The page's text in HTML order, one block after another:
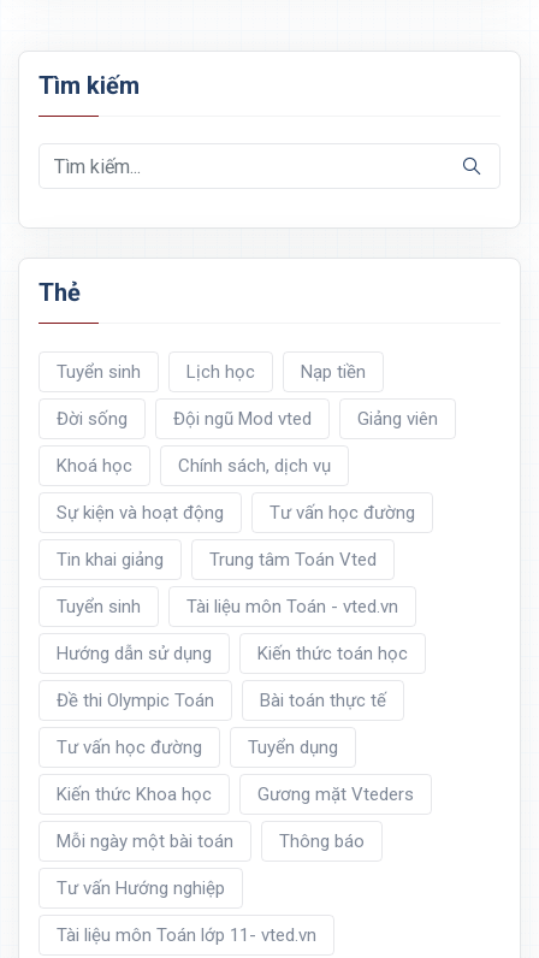
Tìm kiếm
Thẻ
Tuyển sinh Lịch học Nạp tiền
Đời sống Đội ngũ Mod vted Giảng viên
Khoá học Chính sách, dịch vụ
Sự kiện và hoạt động Tư vấn học đường
Tin khai giảng Trung tâm Toán Vted
Tuyển sinh Tài liệu môn Toán - vted.vn
Hướng dẫn sử dụng Kiến thức toán học
Đề thi Olympic Toán Bài toán thực tế
Tư vấn học đường Tuyển dụng
Kiến thức Khoa học Gương mặt Vteders
Mỗi ngày một bài toán Thông báo
Tư vấn Hướng nghiệp
Tài liệu môn Toán lớp 11- vted.vn